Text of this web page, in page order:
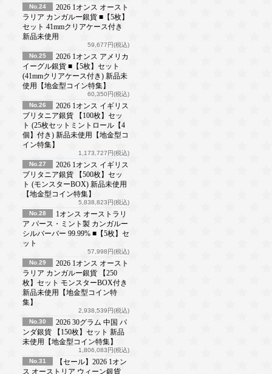
No.24
2026 1オンス オースト
ラリア カンガルー銀貨 ■【5枚】
セット 41mmクリアケース付き
新品未使用
59,677円(税込)
No.25
2026 1オンス アメリカ
イーグル銀貨 ■【5枚】セット
(41mmクリアケース付き) 新品未
使用【地金型コイン特集】
60,350円(税込)
No.26
2026 1オンス イギリス
ブリタニア銀貨 【100枚】セッ
ト (25枚セットミントロール【4
個】付き) 新品未使用【地金型コ
イン特集】
1,173,727円(税込)
No.27
2026 1オンス イギリス
ブリタニア銀貨 【500枚】セッ
ト (モンスターBOX) 新品未使用
【地金型コイン特集】
5,838,823円(税込)
No.28
1オンス オーストラリ
ア パース・ミント製 カンガルー
シルバーバー 99.99% ■【5枚】セ
ット
57,998円(税込)
No.29
2026 1オンス オースト
ラリア カンガルー銀貨 【250
枚】セット モンスターBOX付き
新品未使用【地金型コイン特
集】
2,938,539円(税込)
No.30
2026 30グラム 中国 パ
ンダ銀貨 【150枚】セット 新品
未使用【地金型コイン特集】
1,806,083円(税込)
No.31
【セール】2026 1オン
ス オーストリア ウィーン銀貨